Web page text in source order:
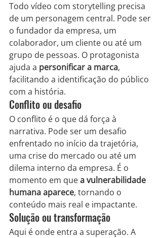
Todo vídeo com storytelling precisa
de um personagem central. Pode ser
o fundador da empresa, um
colaborador, um cliente ou até um
grupo de pessoas. O protagonista
ajuda a personificar a marca,
facilitando a identificação do público
com a história.
Conflito ou desafio
O conflito é o que dá força à
narrativa. Pode ser um desafio
enfrentado no início da trajetória,
uma crise do mercado ou até um
dilema interno da empresa. É o
momento em que a vulnerabilidade
humana aparece, tornando o
conteúdo mais real e impactante.
Solução ou transformação
Aqui é onde entra a superação. A